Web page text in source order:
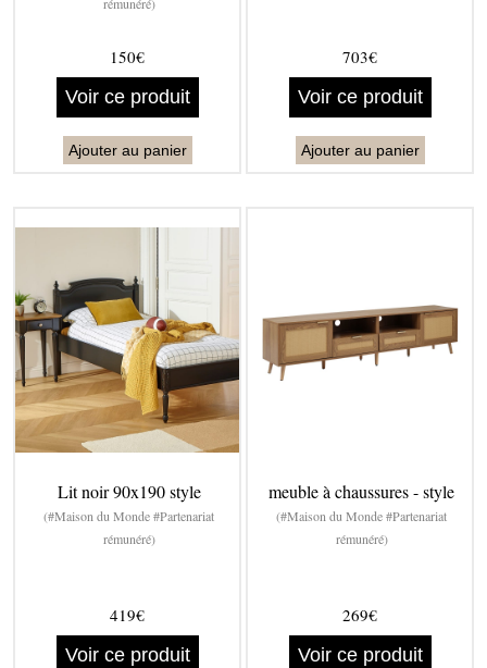
rémunéré)
150€
Voir ce produit
Ajouter au panier
703€
Voir ce produit
Ajouter au panier
Lit noir 90x190 style
(#Maison du Monde #Partenariat
rémunéré)
419€
Voir ce produit
meuble à chaussures - style
(#Maison du Monde #Partenariat
rémunéré)
269€
Voir ce produit